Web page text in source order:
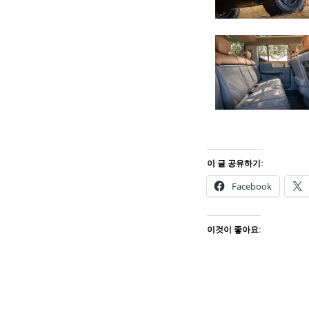
이 글 공유하기:
Facebook
이것이 좋아요: